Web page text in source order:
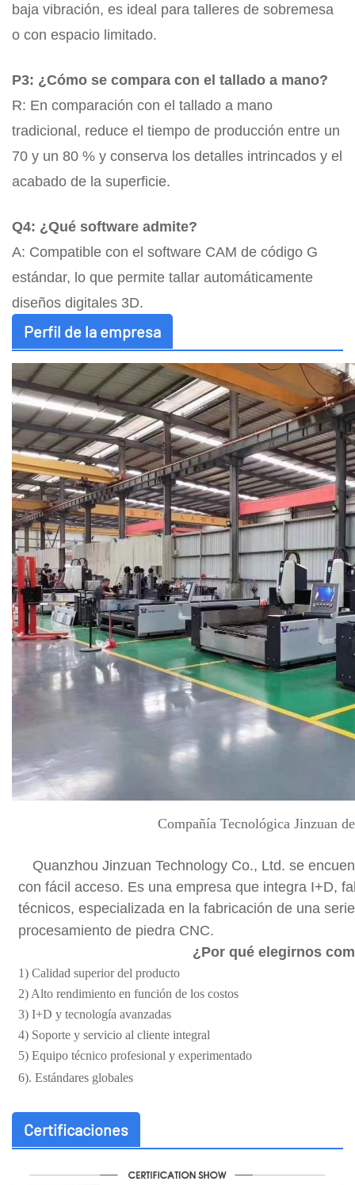
baja vibración, es ideal para talleres de sobremesa
o con espacio limitado.
P3: ¿Cómo se compara con el tallado a mano?
R: En comparación con el tallado a mano
tradicional, reduce el tiempo de producción entre un
70 y un 80 % y conserva los detalles intrincados y el
acabado de la superficie.
Q4: ¿Qué software admite?
A: Compatible con el software CAM de código G
estándar, lo que permite tallar automáticamente
diseños digitales 3D.
Perfil de la empresa
Compañía Tecnológica Jinzuan
Quanzhou Jinzuan Technology Co., Ltd. se
con fácil acceso. Es una empresa que integra I+D,
técnicos, especializada en la fabricación de una
procesamiento de piedra CNC.
¿Por qué elegirnos
1) Calidad superior del producto
2) Alto rendimiento en función de los costos
3) I+D y tecnología avanzadas
4) Soporte y servicio al cliente integral
5) Equipo técnico profesional y experimentado
6). Estándares globales
Certificaciones